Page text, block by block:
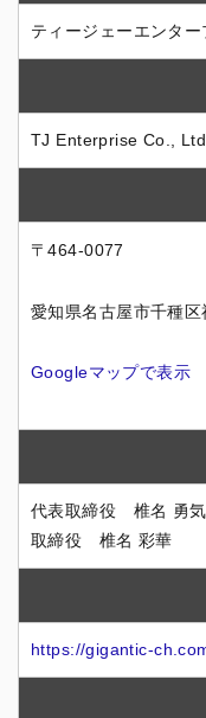
ティージェーエンター
TJ Enterprise Co.,
〒464-0077
愛知県名古屋市千種
Googleマップで表示
代表取締役 椎名 勇気
取締役 椎名 彩華
https://gigantic-